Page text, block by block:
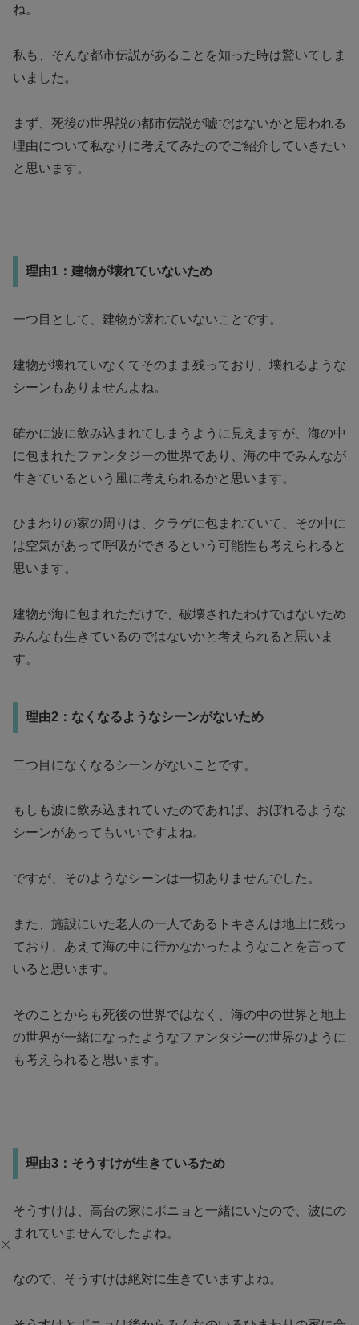
ね。
私も、そんな都市伝説があることを知った時は驚いてしま
いました。
まず、死後の世界説の都市伝説が嘘ではないかと思われる
理由について私なりに考えてみたのでご紹介していきたい
と思います。
理由1：建物が壊れていないため
一つ目として、建物が壊れていないことです。
建物が壊れていなくてそのまま残っており、壊れるような
シーンもありませんよね。
確かに波に飲み込まれてしまうように見えますが、海の中
に包まれたファンタジーの世界であり、海の中でみんなが
生きているという風に考えられるかと思います。
ひまわりの家の周りは、クラゲに包まれていて、その中に
は空気があって呼吸ができるという可能性も考えられると
思います。
建物が海に包まれただけで、破壊されたわけではないため
みんなも生きているのではないかと考えられると思いま
す。
理由2：なくなるようなシーンがないため
二つ目になくなるシーンがないことです。
もしも波に飲み込まれていたのであれば、おぼれるような
シーンがあってもいいですよね。
ですが、そのようなシーンは一切ありませんでした。
また、施設にいた老人の一人であるトキさんは地上に残っ
ており、あえて海の中に行かなかったようなことを言って
いると思います。
そのことからも死後の世界ではなく、海の中の世界と地上
の世界が一緒になったようなファンタジーの世界のように
も考えられると思います。
理由3：そうすけが生きているため
そうすけは、高台の家にポニョと一緒にいたので、波にの
まれていませんでしたよね。
なので、そうすけは絶対に生きていますよね。